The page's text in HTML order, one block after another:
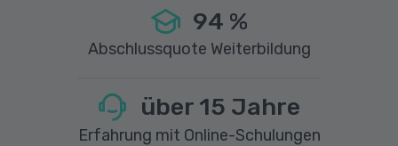
94 %
Abschlussquote Weiterbildung
über 15 Jahre
Erfahrung mit Online-Schulungen